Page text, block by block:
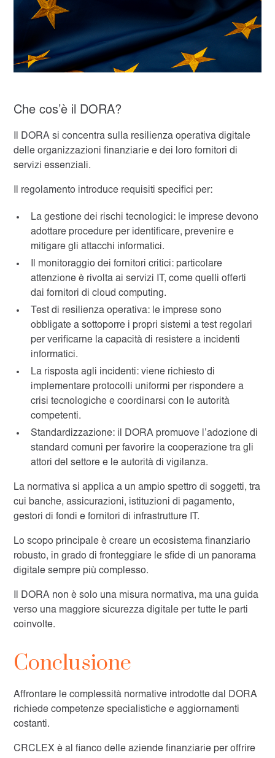
Che cos’è il DORA?
Il DORA si concentra sulla resilienza operativa digitale
delle organizzazioni finanziarie e dei loro fornitori di
servizi essenziali.
Il regolamento introduce requisiti specifici per:
La gestione dei rischi tecnologici: le imprese devono
adottare procedure per identificare, prevenire e
mitigare gli attacchi informatici.
Il monitoraggio dei fornitori critici: particolare
attenzione è rivolta ai servizi IT, come quelli offerti
dai fornitori di cloud computing.
Test di resilienza operativa: le imprese sono
obbligate a sottoporre i propri sistemi a test regolari
per verificarne la capacità di resistere a incidenti
informatici.
La risposta agli incidenti: viene richiesto di
implementare protocolli uniformi per rispondere a
crisi tecnologiche e coordinarsi con le autorità
competenti.
Standardizzazione: il DORA promuove l’adozione di
standard comuni per favorire la cooperazione tra gli
attori del settore e le autorità di vigilanza.
La normativa si applica a un ampio spettro di soggetti, tra
cui banche, assicurazioni, istituzioni di pagamento,
gestori di fondi e fornitori di infrastrutture IT.
Lo scopo principale è creare un ecosistema finanziario
robusto, in grado di fronteggiare le sfide di un panorama
digitale sempre più complesso.
Il DORA non è solo una misura normativa, ma una guida
verso una maggiore sicurezza digitale per tutte le parti
coinvolte.
Conclusione
Affrontare le complessità normative introdotte dal DORA
richiede competenze specialistiche e aggiornamenti
costanti.
CRCLEX è al fianco delle aziende finanziarie per offrire